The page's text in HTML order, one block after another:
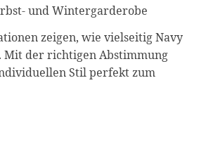
und Wintergarderobe
zeigen, wie vielseitig Navy
Mit der richtigen Abstimmung
Stil perfekt zum